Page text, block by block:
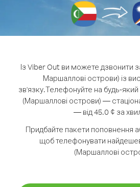
Із Viber Out ви можете дзвонити
Маршаллові острови) із
зв'язку.Телефонуйте на будь-
(Маршаллові острови) —
— від 45.0 ¢ за
Придбайте пакети поповнення
щоб телефонувати
(Маршаллові